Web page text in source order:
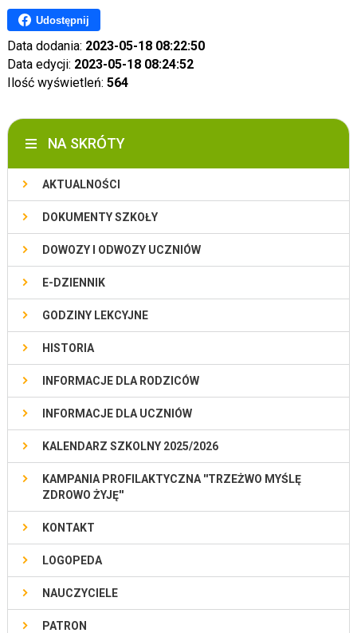
Udostępnij
Data dodania: 2023-05-18 08:22:50
Data edycji: 2023-05-18 08:24:52
Ilość wyświetleń: 564
NA SKRÓTY
AKTUALNOŚCI
DOKUMENTY SZKOŁY
DOWOZY I ODWOZY UCZNIÓW
E-DZIENNIK
GODZINY LEKCYJNE
HISTORIA
INFORMACJE DLA RODZICÓW
INFORMACJE DLA UCZNIÓW
KALENDARZ SZKOLNY 2025/2026
KAMPANIA PROFILAKTYCZNA ''TRZEŻWO MYŚLĘ
ZDROWO ŻYJĘ''
KONTAKT
LOGOPEDA
NAUCZYCIELE
PATRON